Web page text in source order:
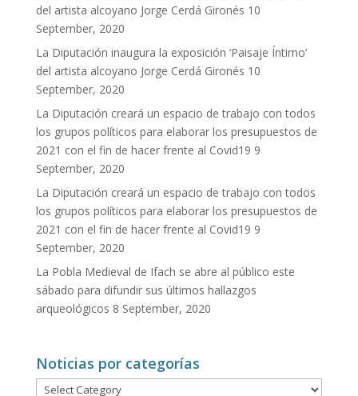
del artista alcoyano Jorge Cerdá Gironés 10
September, 2020
La Diputación inaugura la exposición ‘Paisaje Íntimo’
del artista alcoyano Jorge Cerdá Gironés 10
September, 2020
La Diputación creará un espacio de trabajo con todos
los grupos políticos para elaborar los presupuestos de
2021 con el fin de hacer frente al Covid19 9
September, 2020
La Diputación creará un espacio de trabajo con todos
los grupos políticos para elaborar los presupuestos de
2021 con el fin de hacer frente al Covid19 9
September, 2020
La Pobla Medieval de Ifach se abre al público este
sábado para difundir sus últimos hallazgos
arqueológicos 8 September, 2020
Noticias por categorías
Noticias